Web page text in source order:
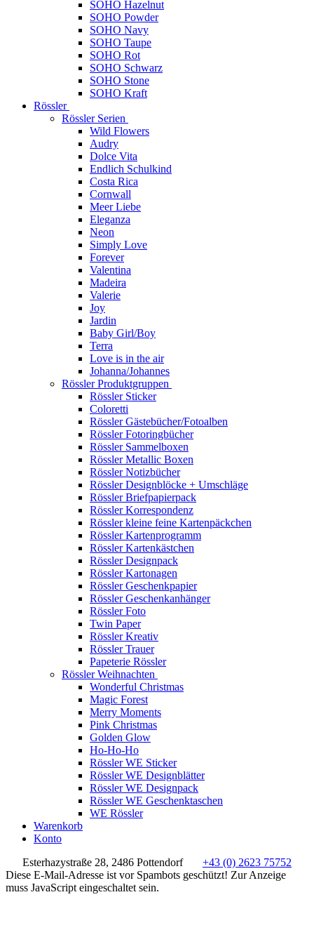
SOHO Hazelnut
SOHO Powder
SOHO Navy
SOHO Taupe
SOHO Rot
SOHO Schwarz
SOHO Stone
SOHO Kraft
Rössler
Rössler Serien
Wild Flowers
Audry
Dolce Vita
Endlich Schulkind
Costa Rica
Cornwall
Meer Liebe
Eleganza
Neon
Simply Love
Forever
Valentina
Madeira
Valerie
Joy
Jardin
Baby Girl/Boy
Terra
Love is in the air
Johanna/Johannes
Rössler Produktgruppen
Rössler Sticker
Coloretti
Rössler Gästebücher/Fotoalben
Rössler Fotoringbücher
Rössler Sammelboxen
Rössler Metallic Boxen
Rössler Notizbücher
Rössler Designblöcke + Umschläge
Rössler Briefpapierpack
Rössler Korrespondenz
Rössler kleine feine Kartenpäckchen
Rössler Kartenprogramm
Rössler Kartenkästchen
Rössler Designpack
Rössler Kartonagen
Rössler Geschenkpapier
Rössler Geschenkanhänger
Rössler Foto
Twin Paper
Rössler Kreativ
Rössler Trauer
Papeterie Rössler
Rössler Weihnachten
Wonderful Christmas
Magic Forest
Merry Moments
Pink Christmas
Golden Glow
Ho-Ho-Ho
Rössler WE Sticker
Rössler WE Designblätter
Rössler WE Designpack
Rössler WE Geschenktaschen
WE Rössler
Warenkorb
Konto
Esterhazystraße 28, 2486 Pottendorf
+43 (0) 2623 75752
Diese E-Mail-Adresse ist vor Spambots geschützt! Zur Anzeige
muss JavaScript eingeschaltet sein.